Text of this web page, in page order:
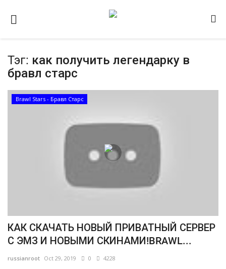
Домашняя
Contact
Terms & Conditions
Русский
Тэг: как получить легендарку в
бравл старс
Brawl Stars - Бравл Старс
КАК СКАЧАТЬ НОВЫЙ ПРИВАТНЫЙ СЕРВЕР
С ЭМЗ И НОВЫМИ СКИНАМИ!BRAWL...
russianroot Oct 29, 2019 0 4228